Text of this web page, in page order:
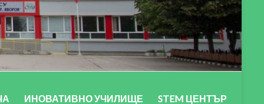
ИНОВАТИВНО УЧИЛИЩЕ STEM ЦЕНТЪР